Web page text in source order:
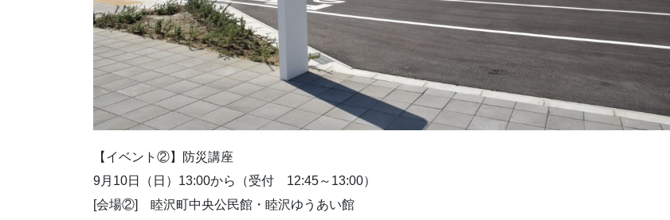
【イベント②】防災講座
9月10日（日）13:00から（受付 12:45～13:00）
[会場②] 睦沢町中央公民館・睦沢ゆうあい館